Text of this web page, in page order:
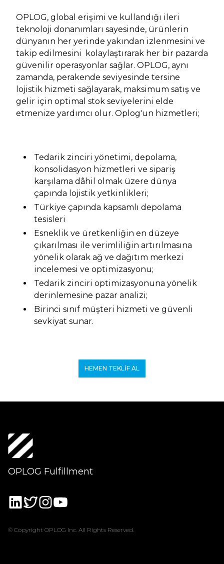
OPLOG, global erişimi ve kullandığı ileri
teknoloji donanımları sayesinde, ürünlerin
dünyanın her yerinde yakından izlenmesini ve
takip edilmesini kolaylaştırarak her bir pazarda
güvenilir operasyonlar sağlar. OPLOG, aynı
zamanda, perakende seviyesinde tersine
lojistik hizmeti sağlayarak, maksimum satış ve
gelir için optimal stok seviyelerini elde
etmenize yardımcı olur. Oplog'un hizmetleri;
Tedarik zinciri yönetimi, depolama,
konsolidasyon hizmetleri ve sipariş
karşılama dâhil olmak üzere dünya
çapında lojistik yetkinlikleri;
Türkiye çapında kapsamlı depolama
tesisleri
Esneklik ve üretkenliğin en düzeye
çıkarılması ile verimliliğin artırılmasına
yönelik olarak ağ ve dağıtım merkezi
incelemesi ve optimizasyonu;
Tedarik zinciri optimizasyonuna yönelik
derinlemesine pazar analizi;
Birinci sınıf müşteri hizmeti ve güvenli
sevkiyat sunar.
HEMEN TEKLIF AL
OPLOG Fulfillment
© Copyright OPLOG Inc. All Rights Reserved.